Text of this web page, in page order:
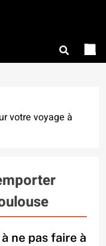
votre voyage à
ne pas faire à